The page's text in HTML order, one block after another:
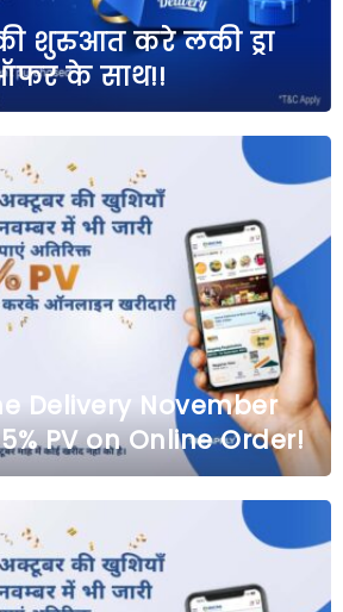
शुरुआत करे लकी ड्रा
के साथ!!
Delivery November
PV on Online Order!